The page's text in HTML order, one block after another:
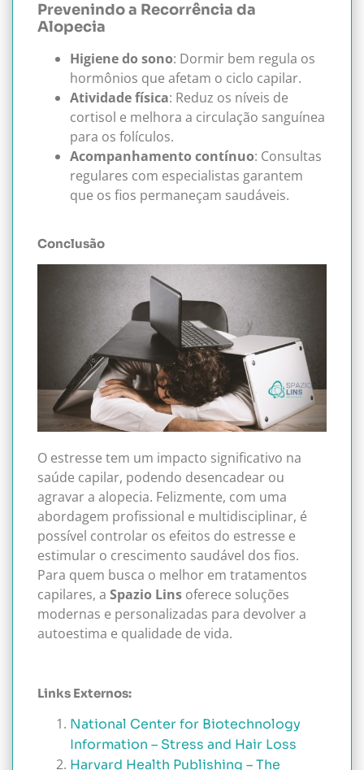
Prevenindo a Recorrência da
Alopecia
Higiene do sono: Dormir bem regula os
hormônios que afetam o ciclo capilar.
Atividade física: Reduz os níveis de
cortisol e melhora a circulação sanguínea
para os folículos.
Acompanhamento contínuo: Consultas
regulares com especialistas garantem
que os fios permaneçam saudáveis.
Conclusão
O estresse tem um impacto significativo na
saúde capilar, podendo desencadear ou
agravar a alopecia. Felizmente, com uma
abordagem profissional e multidisciplinar, é
possível controlar os efeitos do estresse e
estimular o crescimento saudável dos fios.
Para quem busca o melhor em tratamentos
capilares, a Spazio Lins oferece soluções
modernas e personalizadas para devolver a
autoestima e qualidade de vida.
Links Externos:
National Center for Biotechnology
Information – Stress and Hair Loss
Harvard Health Publishing – The